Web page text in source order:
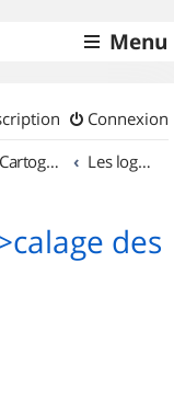
Menu
Connexion
Cartographie et GPS Les logiciels
des